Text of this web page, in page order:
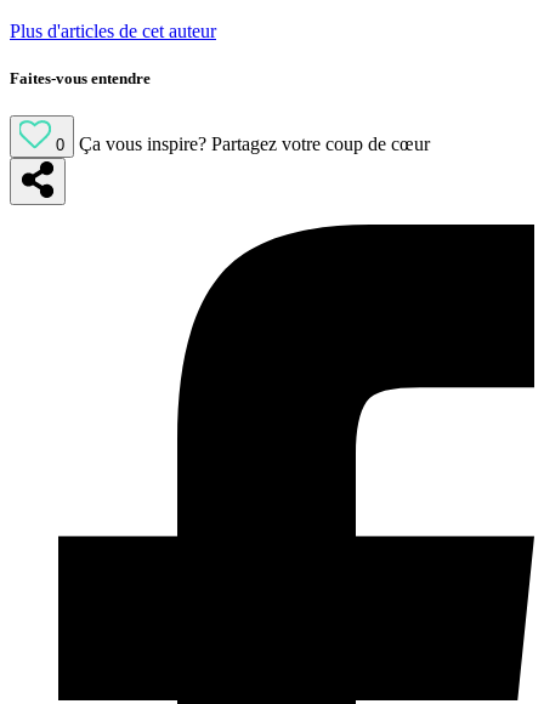
Plus d'articles de cet auteur
Faites-vous entendre
0 Ça vous inspire? Partagez votre coup de cœur